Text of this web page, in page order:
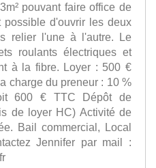
pouvant faire office de
d'ouvrir les deux
relier l'une à l'autre. Le
roulants électriques et
à la fibre. Loyer : 500 €
charge du preneur : 10 %
600 € TTC Dépôt de
de loyer HC) Activité de
Bail commercial, Local
Jennifer par mail :